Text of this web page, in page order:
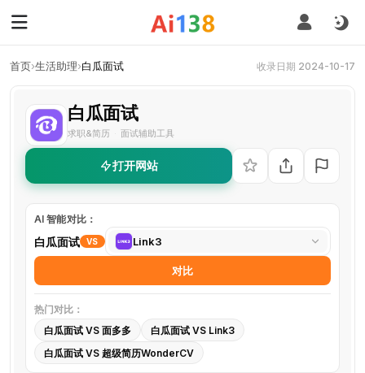
首页›生活助理›白瓜面试 收录日期 2024-10-17
白瓜面试
求职&简历 面试辅助工具
打开网站
AI 智能对比：
白瓜面试 VS
选
择
具
Link3
对比
热门对比：
白瓜面试 VS 面多多
白瓜面试 VS Link3
白瓜面试 VS 超级简历WonderCV